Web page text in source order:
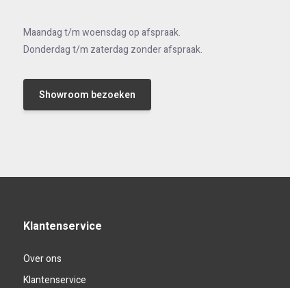
Maandag t/m woensdag op afspraak.
Donderdag t/m zaterdag zonder afspraak.
Showroom bezoeken
Klantenservice
Over ons
Klantenservice